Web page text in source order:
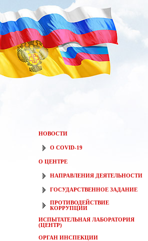
НОВОСТИ
О COVID-19
О ЦЕНТРЕ
НАПРАВЛЕНИЯ ДЕЯТЕЛЬНОСТИ
ГОСУДАРСТВЕННОЕ ЗАДАНИЕ
ПРОТИВОДЕЙСТВИЕ
КОРРУПЦИИ
ИСПЫТАТЕЛЬНАЯ ЛАБОРАТОРИЯ
(ЦЕНТР)
ОРГАН ИНСПЕКЦИИ